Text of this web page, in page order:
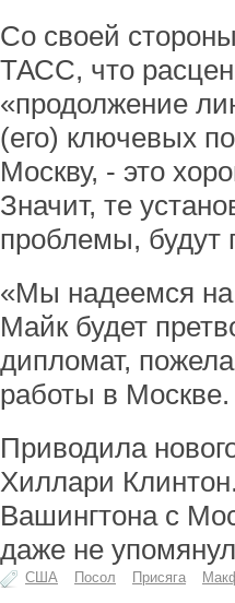
Со своей
ТАСС, что
«продолжение
(его) ключевых
Москву, - это
Значит, те
проблемы,
«Мы надеемся на
Майк будет
дипломат,
работы в Москве.
Приводила
Хиллари
Вашингтона с
даже не
США Посол Присяга